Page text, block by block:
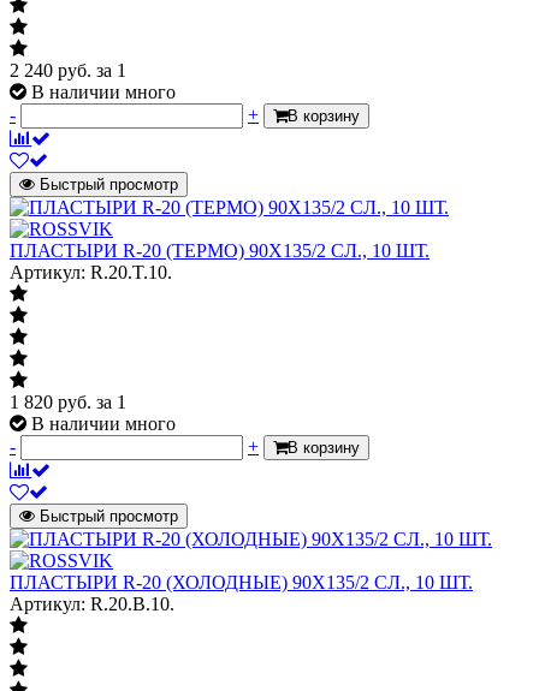
2 240 руб. за 1
В наличии много
-
+ В корзину
Быстрый просмотр
ПЛАСТЫРИ R-20 (ТЕРМО) 90Х135/2 СЛ., 10 ШТ.
Артикул: R.20.T.10.
1 820 руб. за 1
В наличии много
-
+ В корзину
Быстрый просмотр
ПЛАСТЫРИ R-20 (ХОЛОДНЫЕ) 90Х135/2 СЛ., 10 ШТ.
Артикул: R.20.B.10.